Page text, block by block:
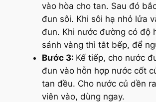
vào hòa cho tan. Sau đó
đun sôi. Khi sôi hạ nhỏ lửa
đun. Khi nước đường có độ
sánh vàng thì tắt bếp, để
Bước 3: Kế tiếp, cho nước
đun vào hỗn hợp nước cốt
tan đều. Cho nước củ dền
viên vào, dùng ngay.